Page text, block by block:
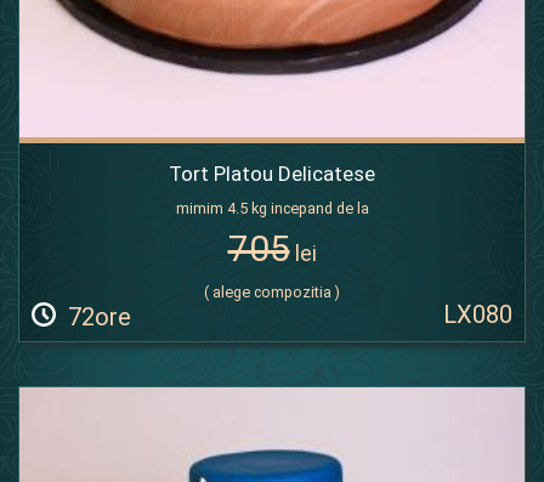
Tort Platou Delicatese
mimim 4.5 kg incepand de la
705lei
( alege compozitia )
72ore LX080